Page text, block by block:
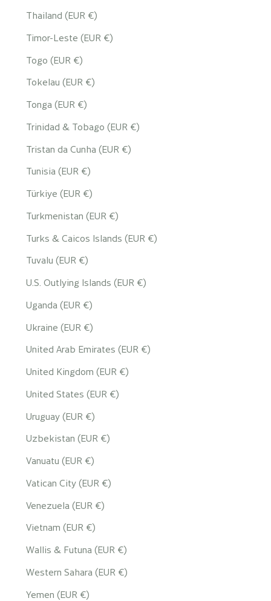
Thailand (EUR €)
Timor-Leste (EUR €)
Togo (EUR €)
Tokelau (EUR €)
Tonga (EUR €)
Trinidad & Tobago (EUR €)
Tristan da Cunha (EUR €)
Tunisia (EUR €)
Türkiye (EUR €)
Turkmenistan (EUR €)
Turks & Caicos Islands (EUR €)
Tuvalu (EUR €)
U.S. Outlying Islands (EUR €)
Uganda (EUR €)
Ukraine (EUR €)
United Arab Emirates (EUR €)
United Kingdom (EUR €)
United States (EUR €)
Uruguay (EUR €)
Uzbekistan (EUR €)
Vanuatu (EUR €)
Vatican City (EUR €)
Venezuela (EUR €)
Vietnam (EUR €)
Wallis & Futuna (EUR €)
Western Sahara (EUR €)
Yemen (EUR €)